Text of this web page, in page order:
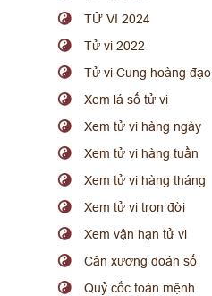
TỬ VI 2024
Tử vi 2022
Tử vi Cung hoàng đạo
Xem lá số tử vi
Xem tử vi hàng ngày
Xem tử vi hàng tuần
Xem tử vi hàng tháng
Xem tử vi trọn đời
Xem vận hạn tử vi
Cân xương đoán số
Quỷ cốc toán mệnh